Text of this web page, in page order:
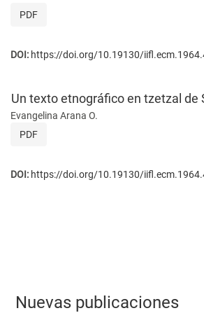
PDF
DOI: https://doi.org/10.19130/
Un texto etnográfico en tzetzal de
Evangelina Arana O.
PDF
DOI: https://doi.org/10.19130/
Nuevas publicaciones